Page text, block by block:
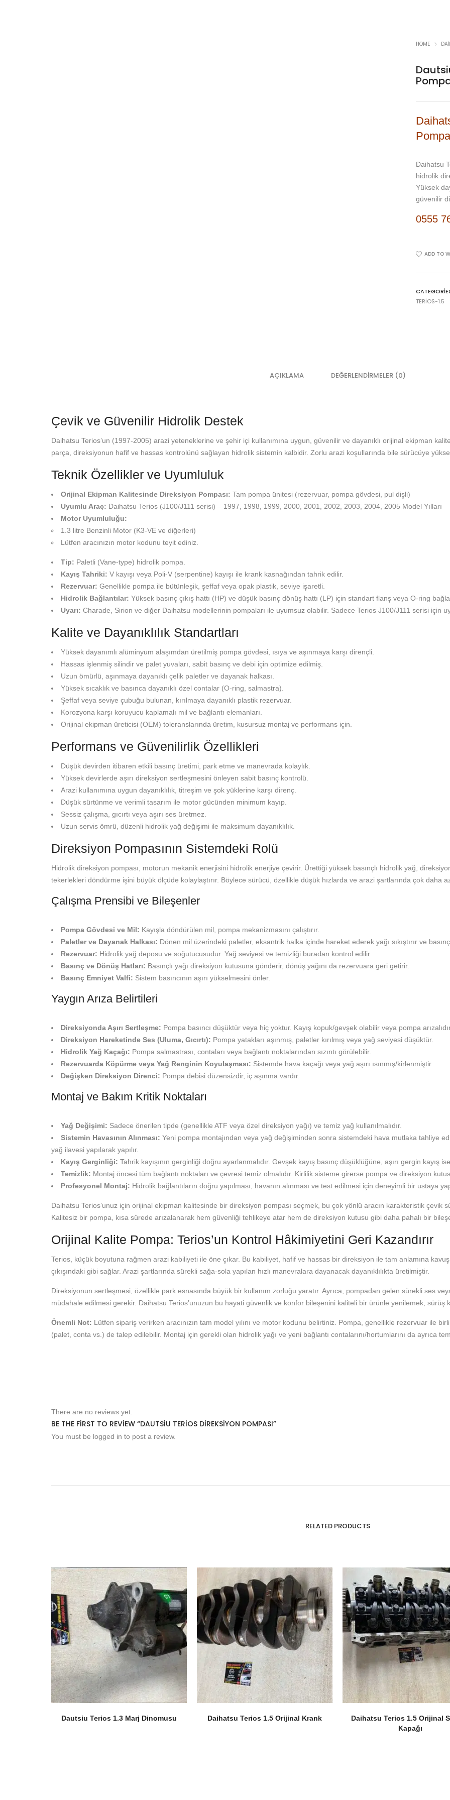
HOME
Daihatsu
hidrolik
Yüksek
güvenilir
0555
ADD TO
TERIOS-1.5
AÇIKLAMA DEĞERLENDIRMELER (0)
Çevik ve Güvenilir Hidrolik Destek
Daihatsu Terios’un (1997-2005) arazi yeteneklerine ve şehir içi kullanımına uygun, güvenilir ve dayanıklı orijinal ekipman
parça, direksiyonun hafif ve hassas kontrolünü sağlayan hidrolik sistemin kalbidir. Zorlu arazi koşullarında bile sürücüye
Teknik Özellikler ve Uyumluluk
Orijinal Ekipman Kalitesinde Direksiyon Pompası: Tam pompa ünitesi (rezervuar, pompa gövdesi, pul dişli)
Uyumlu Araç: Daihatsu Terios (J100/J111 serisi) – 1997, 1998, 1999, 2000, 2001, 2002, 2003, 2004, 2005 Model Yılları
Motor Uyumluluğu:
1.3 litre Benzinli Motor (K3-VE ve diğerleri)
Lütfen aracınızın motor kodunu teyit ediniz.
Tip: Paletli (Vane-type) hidrolik pompa.
Kayış Tahriki: V kayışı veya Poli-V (serpentine) kayışı ile krank kasnağından tahrik edilir.
Rezervuar: Genellikle pompa ile bütünleşik, şeffaf veya opak plastik, seviye işaretli.
Hidrolik Bağlantılar: Yüksek basınç çıkış hattı (HP) ve düşük basınç dönüş hattı (LP) için standart flanş veya O-ring
Uyarı: Charade, Sirion ve diğer Daihatsu modellerinin pompaları ile uyumsuz olabilir. Sadece Terios J100/J111 serisi için
Kalite ve Dayanıklılık Standartları
Yüksek dayanımlı alüminyum alaşımdan üretilmiş pompa gövdesi, ısıya ve aşınmaya karşı dirençli.
Hassas işlenmiş silindir ve palet yuvaları, sabit basınç ve debi için optimize edilmiş.
Uzun ömürlü, aşınmaya dayanıklı çelik paletler ve dayanak halkası.
Yüksek sıcaklık ve basınca dayanıklı özel contalar (O-ring, salmastra).
Şeffaf veya seviye çubuğu bulunan, kırılmaya dayanıklı plastik rezervuar.
Korozyona karşı koruyucu kaplamalı mil ve bağlantı elemanları.
Orijinal ekipman üreticisi (OEM) toleranslarında üretim, kusursuz montaj ve performans için.
Performans ve Güvenilirlik Özellikleri
Düşük devirden itibaren etkili basınç üretimi, park etme ve manevrada kolaylık.
Yüksek devirlerde aşırı direksiyon sertleşmesini önleyen sabit basınç kontrolü.
Arazi kullanımına uygun dayanıklılık, titreşim ve şok yüklerine karşı direnç.
Düşük sürtünme ve verimli tasarım ile motor gücünden minimum kayıp.
Sessiz çalışma, gıcırtı veya aşırı ses üretmez.
Uzun servis ömrü, düzenli hidrolik yağ değişimi ile maksimum dayanıklılık.
Direksiyon Pompasının Sistemdeki Rolü
Hidrolik direksiyon pompası, motorun mekanik enerjisini hidrolik enerjiye çevirir. Ürettiği yüksek basınçlı hidrolik yağ,
tekerlekleri döndürme işini büyük ölçüde kolaylaştırır. Böylece sürücü, özellikle düşük hızlarda ve arazi şartlarında çok daha
Çalışma Prensibi ve Bileşenler
Pompa Gövdesi ve Mil: Kayışla döndürülen mil, pompa mekanizmasını çalıştırır.
Paletler ve Dayanak Halkası: Dönen mil üzerindeki paletler, eksantrik halka içinde hareket ederek yağı sıkıştırır ve
Rezervuar: Hidrolik yağ deposu ve soğutucusudur. Yağ seviyesi ve temizliği buradan kontrol edilir.
Basınç ve Dönüş Hatları: Basınçlı yağı direksiyon kutusuna gönderir, dönüş yağını da rezervuara geri getirir.
Basınç Emniyet Valfi: Sistem basıncının aşırı yükselmesini önler.
Yaygın Arıza Belirtileri
Direksiyonda Aşırı Sertleşme: Pompa basıncı düşüktür veya hiç yoktur. Kayış kopuk/gevşek olabilir veya pompa
Direksiyon Hareketinde Ses (Uluma, Gıcırtı): Pompa yatakları aşınmış, paletler kırılmış veya yağ seviyesi düşüktür.
Hidrolik Yağ Kaçağı: Pompa salmastrası, contaları veya bağlantı noktalarından sızıntı görülebilir.
Rezervuarda Köpürme veya Yağ Renginin Koyulaşması: Sistemde hava kaçağı veya yağ aşırı ısınmış/kirlenmiştir.
Değişken Direksiyon Direnci: Pompa debisi düzensizdir, iç aşınma vardır.
Montaj ve Bakım Kritik Noktaları
Yağ Değişimi: Sadece önerilen tipde (genellikle ATF veya özel direksiyon yağı) ve temiz yağ kullanılmalıdır.
Sistemin Havasının Alınması: Yeni pompa montajından veya yağ değişiminden sonra sistemdeki hava mutlaka tahliye
yağ ilavesi yapılarak yapılır.
Kayış Gerginliği: Tahrik kayışının gerginliği doğru ayarlanmalıdır. Gevşek kayış basınç düşüklüğüne, aşırı gergin kayış
Temizlik: Montaj öncesi tüm bağlantı noktaları ve çevresi temiz olmalıdır. Kirlilik sisteme girerse pompa ve direksiyon
Profesyonel Montaj: Hidrolik bağlantıların doğru yapılması, havanın alınması ve test edilmesi için deneyimli bir ustaya
Daihatsu Terios’unuz için orijinal ekipman kalitesinde bir direksiyon pompası seçmek, bu çok yönlü aracın karakteristik çevik
Kalitesiz bir pompa, kısa sürede arızalanarak hem güvenliği tehlikeye atar hem de direksiyon kutusu gibi daha pahalı bir
Orijinal Kalite Pompa: Terios’un Kontrol Hâkimiyetini Geri Kazandırır
Terios, küçük boyutuna rağmen arazi kabiliyeti ile öne çıkar. Bu kabiliyet, hafif ve hassas bir direksiyon ile tam anlamına
çıkışındaki gibi sağlar. Arazi şartlarında sürekli sağa-sola yapılan hızlı manevralara dayanacak dayanıklılıkta üretilmiştir.
Direksiyonun sertleşmesi, özellikle park esnasında büyük bir kullanım zorluğu yaratır. Ayrıca, pompadan gelen sürekli ses
müdahale edilmesi gerekir. Daihatsu Terios’unuzun bu hayati güvenlik ve konfor bileşenini kaliteli bir ürünle yenilemek, sürüş
Önemli Not: Lütfen sipariş verirken aracınızın tam model yılını ve motor kodunu belirtiniz. Pompa, genellikle rezervuar ile
(palet, conta vs.) de talep edilebilir. Montaj için gerekli olan hidrolik yağı ve yeni bağlantı contalarını/hortumlarını da ayrıca
There are no reviews yet.
BE THE FIRST TO REVIEW “DAUTSIU TERIOS DIREKSIYON POMPASI”
You must be logged in to post a review.
RELATED PRODUCTS
Dautsiu Terios 1.3 Marj Dinomusu Daihatsu Terios 1.5 Orijinal Krank
Daihatsu Terios 1.5 Orijinal
Kapağı